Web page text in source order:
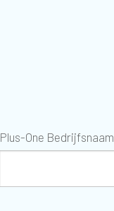
Plus-One Bedrijfsnaam